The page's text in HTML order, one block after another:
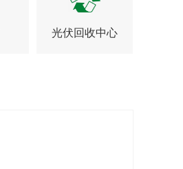
光伏回收中心